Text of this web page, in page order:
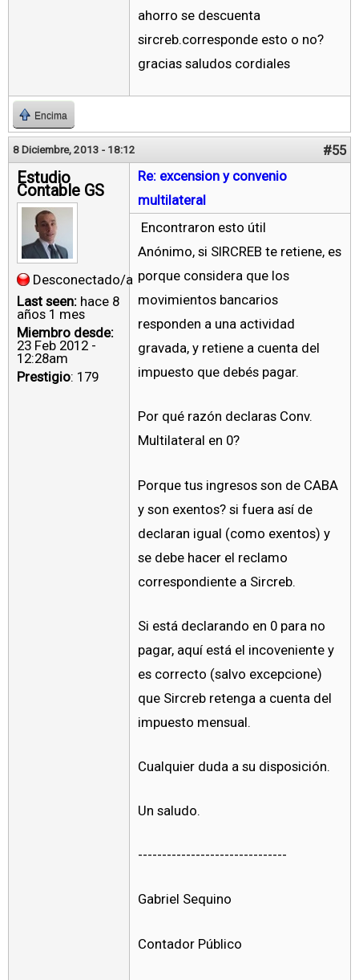
ahorro se descuenta
sircreb.corresponde esto o no?
gracias saludos cordiales
Encima
8 Diciembre, 2013 - 18:12 #55
Estudio
Contable GS
Desconectado/a
Last seen: hace 8
años 1 mes
Miembro desde:
23 Feb 2012 -
12:28am
Prestigio: 179
Re: excension y convenio
multilateral
Encontraron esto útil
Anónimo, si SIRCREB te retiene, es
porque considera que los
movimientos bancarios
responden a una actividad
gravada, y retiene a cuenta del
impuesto que debés pagar.
Por qué razón declaras Conv.
Multilateral en 0?
Porque tus ingresos son de CABA
y son exentos? si fuera así de
declaran igual (como exentos) y
se debe hacer el reclamo
correspondiente a Sircreb.
Si está declarando en 0 para no
pagar, aquí está el incoveniente y
es correcto (salvo excepcione)
que Sircreb retenga a cuenta del
impuesto mensual.
Cualquier duda a su disposición.
Un saludo.
-------------------------------
Gabriel Sequino
Contador Público